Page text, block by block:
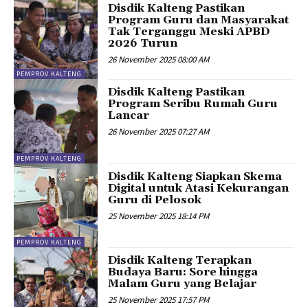
PEMPROV KALTENG
Disdik Kalteng Pastikan
Program Guru dan Masyarakat
Tak Terganggu Meski APBD
2026 Turun
26 November 2025 08:00 AM
PEMPROV KALTENG
Disdik Kalteng Pastikan
Program Seribu Rumah Guru
Lancar
26 November 2025 07:27 AM
PEMPROV KALTENG
Disdik Kalteng Siapkan Skema
Digital untuk Atasi Kekurangan
Guru di Pelosok
25 November 2025 18:14 PM
Disdik Kalteng Terapkan
Budaya Baru: Sore hingga
Malam Guru yang Belajar
25 November 2025 17:57 PM